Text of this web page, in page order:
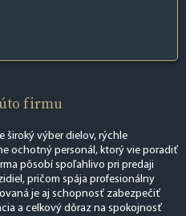
firmu
široký výber dielov, rýchle
ochotný personál, ktorý vie poradiť
pôsobí spoľahlivo pri predaji
pričom spája profesionálny
je aj schopnosť zabezpečiť
a celkový dôraz na spokojnosť